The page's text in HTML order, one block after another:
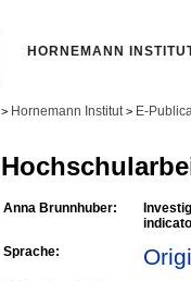
HORNEMANN
> Hornemann Institut > E-
Anna Brunnhuber:
Sprache: